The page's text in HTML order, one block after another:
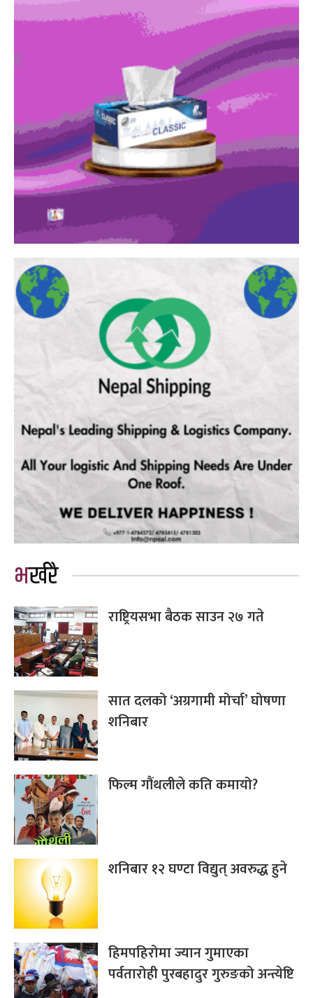
भर्खरै
राष्ट्रियसभा बैठक साउन २७ गते
सात दलको ‘अग्रगामी मोर्चा’ घोषणा
शनिबार
फिल्म गौंथलीले कति कमायो?
शनिबार १२ घण्टा विद्युत् अवरुद्ध हुने
हिमपहिरोमा ज्यान गुमाएका
पर्वतारोही पुरबहादुर गुरुङको अन्त्येष्टि